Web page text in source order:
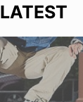
LATEST